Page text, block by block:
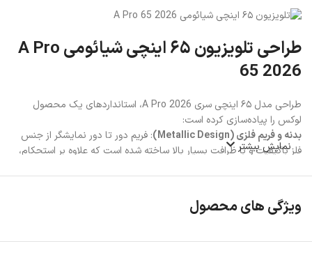
طراحی تلویزیون ۶۵ اینچی شیائومی A Pro
65 2026
طراحی مدل ۶۵ اینچی سری A Pro 2026، استانداردهای یک محصول
لوکس را پیاده‌سازی کرده است:
بدنه و فریم فلزی (Metallic Design)
: فریم دور تا دور نمایشگر از جنس
فلز باکیفیت و با ظرافت بسیار بالا ساخته شده است که علاوه بر استحکام،
چپ و راست) تقریباً نامرئی هستند. این نسبت صفحه به بدنه فوق‌العاده
پایه‌های دوتایی مستحکم (Double Stand)
: پایه‌های تلویزیون از نوع
نمایش بیشتر
ویژگی های محصول